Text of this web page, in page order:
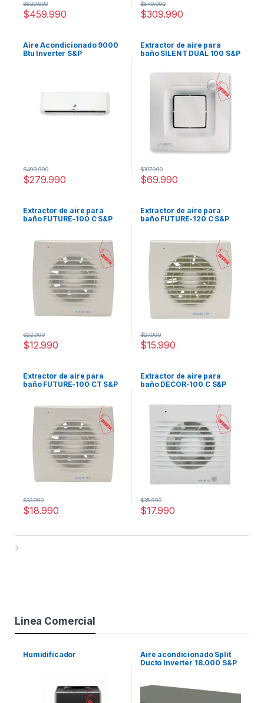
$459.990
$629.900
$309.990
$549.990
Aire Acondicionado 9000
Btu Inverter S&P
$279.990
$499.990
Extractor de aire para
baño SILENT DUAL 100 S&P
$69.990
$107.990
Extractor de aire para
baño FUTURE-100 C S&P
$12.990
$22.990
Extractor de aire para
baño FUTURE-120 C S&P
$15.990
$27.990
Extractor de aire para
baño FUTURE-100 CT S&P
$18.990
$33.990
Extractor de aire para
baño DECOR-100 C S&P
$17.990
$35.990
Linea Comercial
Humidificador
Aire acondicionado Split
Ducto Inverter 18.000 S&P